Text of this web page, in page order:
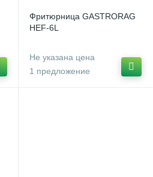
Фритюрница GASTRORAG
HEF-6L
Не указана цена
1 предложение